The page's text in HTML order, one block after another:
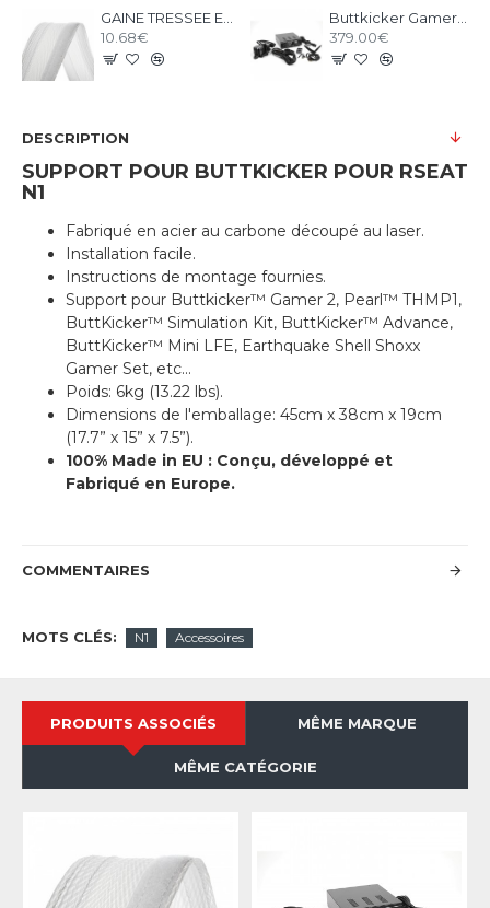
10.68€
379.00€
DESCRIPTION
SUPPORT POUR BUTTKICKER POUR RSEAT
N1
Fabriqué en acier au carbone découpé au laser.
Installation facile.
Instructions de montage fournies.
Support pour Buttkicker™ Gamer 2, Pearl™ THMP1,
ButtKicker™ Simulation Kit, ButtKicker™ Advance,
ButtKicker™ Mini LFE, Earthquake Shell Shoxx
Gamer Set, etc...
Poids: 6kg (13.22 lbs).
Dimensions de l'emballage: 45cm x 38cm x 19cm
(17.7” x 15” x 7.5”).
100% Made in EU : Conçu, développé et
Fabriqué en Europe.
COMMENTAIRES
MOTS CLÉS: N1 Accessoires
PRODUITS ASSOCIÉS MÊME MARQUE
MÊME CATÉGORIE